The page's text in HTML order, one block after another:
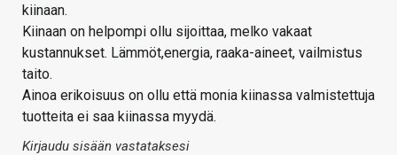
kiinaan.
Kiinaan on helpompi ollu sijoittaa, melko vakaat
kustannukset. Lämmöt,energia, raaka-aineet, vailmistus
taito.
Ainoa erikoisuus on ollu että monia kiinassa valmistettuja
tuotteita ei saa kiinassa myydä.
Kirjaudu sisään vastataksesi